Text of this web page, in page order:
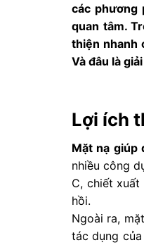
các phương
quan tâm.
thiện nhanh
Và đâu là
Lợi ích
Mặt nạ giúp
nhiều công
C, chiết
hồi.
Ngoài ra,
tác dụng